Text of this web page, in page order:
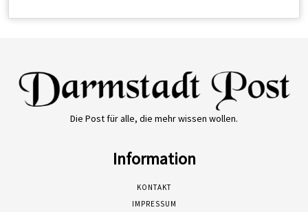
Die Post für alle, die mehr wissen wollen.
Information
KONTAKT
IMPRESSUM